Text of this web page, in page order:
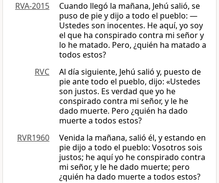
RVA-2015
Cuando llegó la mañana, Jehú salió, se
puso de pie y dijo a todo el pueblo: —
Ustedes son inocentes. He aquí, yo soy
el que ha conspirado contra mi señor y
lo he matado. Pero, ¿quién ha matado a
todos estos?
RVC
Al día siguiente, Jehú salió y, puesto de
pie ante todo el pueblo, dijo: «Ustedes
son justos. Es verdad que yo he
conspirado contra mi señor, y le he
dado muerte. Pero ¿quién ha dado
muerte a todos estos?
RVR1960
Venida la mañana, salió él, y estando en
pie dijo a todo el pueblo: Vosotros sois
justos; he aquí yo he conspirado contra
mi señor, y le he dado muerte; pero
¿quién ha dado muerte a todos estos?